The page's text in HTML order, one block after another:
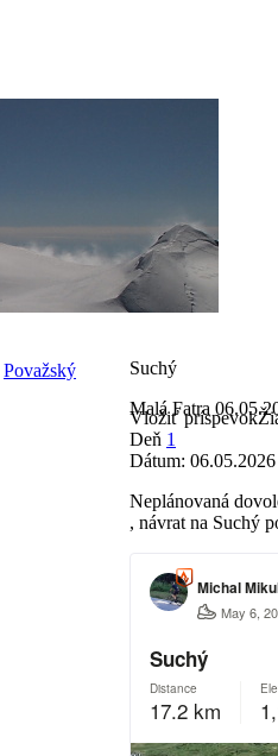
Považský
Suchý
Malá Fatra
Vložiť príspevok
Deň 1
Dátum: 06.05.2026
Neplánovaná
, návrat na Suchý